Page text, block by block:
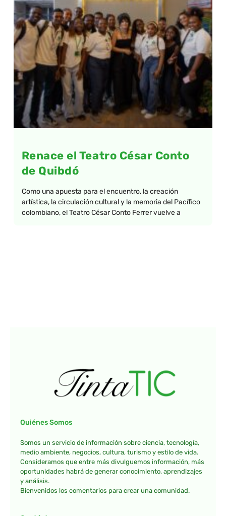
Renace el Teatro César Conto
de Quibdó
Como una apuesta para el encuentro, la creación
artística, la circulación cultural y la memoria del Pacífico
colombiano, el Teatro César Conto Ferrer vuelve a
Quiénes Somos
Somos un servicio de información sobre ciencia, tecnología,
medio ambiente, negocios, cultura, turismo y estilo de vida.
Consideramos que entre más divulguemos información, más
oportunidades habrá de generar conocimiento, aprendizajes
y análisis.
Bienvenidos los comentarios para crear una comunidad.